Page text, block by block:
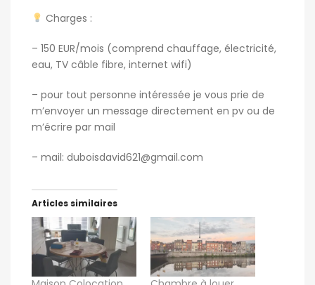
Charges :
– 150 EUR/mois (comprend chauffage, électricité,
eau, TV câble fibre, internet wifi)
– pour tout personne intéressée je vous prie de
m’envoyer un message directement en pv ou de
m’écrire par mail
– mail: duboisdavid621@gmail.com
Articles similaires